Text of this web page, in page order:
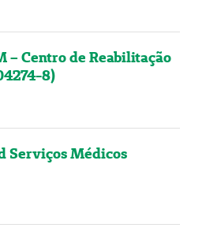
– Centro de Reabilitação
8)
Serviços Médicos